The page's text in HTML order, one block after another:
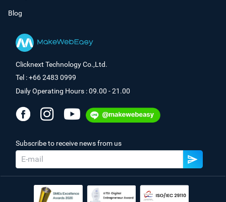
Blog
Clicknext Technology Co.,Ltd.
Tel : +66 2483 0999
Daily Operating Hours : 09.00 - 21.00
Subscribe to receive news from us